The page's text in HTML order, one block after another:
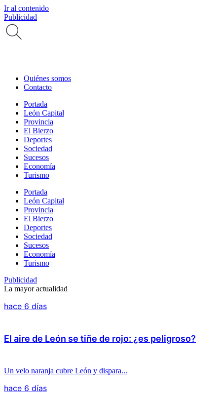
Ir al contenido
Publicidad
Quiénes somos
Contacto
Portada
León Capital
Provincia
El Bierzo
Deportes
Sociedad
Sucesos
Economía
Turismo
Portada
León Capital
Provincia
El Bierzo
Deportes
Sociedad
Sucesos
Economía
Turismo
Publicidad
La mayor actualidad
hace 6 días
El aire de León se tiñe de rojo: ¿es peligroso?
Un velo naranja cubre León y dispara...
hace 6 días